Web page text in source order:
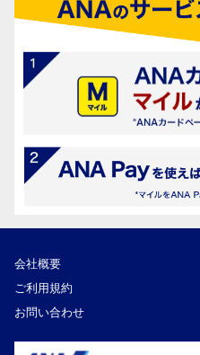
会社概要
ご利用規約
お問い合わせ